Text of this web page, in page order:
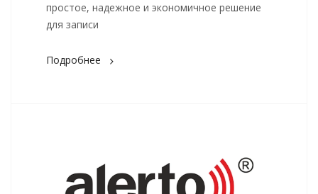
простое, надежное и экономичное решение
для записи
Подробнее